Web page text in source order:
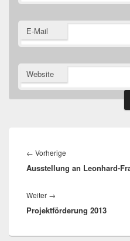
E-Mail
Website
← Vorherige
Beitrag:
Ausstellung an Leonhard-
Weiter →
Beitrag:
Projektförderung 2013